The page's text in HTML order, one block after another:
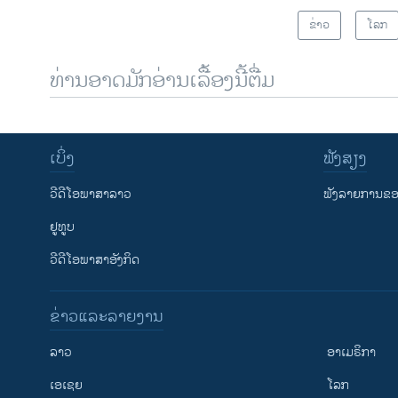
ຂ່າວ ໂລກ
ທ່ານອາດມັກອ່ານເລື້ອງນີ້ຕື່ມ
ເບິ່ງ
ວີດີໂອພາສາລາວ
ຢູທູບ
ວີດີໂອພາສາອັງກິດ
ຟັງສຽງ
ຟັງລາຍການຂ
ຂ່າວແລະລາຍງານ
ລາວ
ເອເຊຍ
ອາເມຣິກາ
ໂລກ